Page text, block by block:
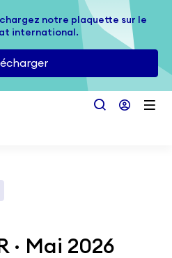
notre plaquette sur le
international.
notre plaquette sur le
international.
· Mai 2026